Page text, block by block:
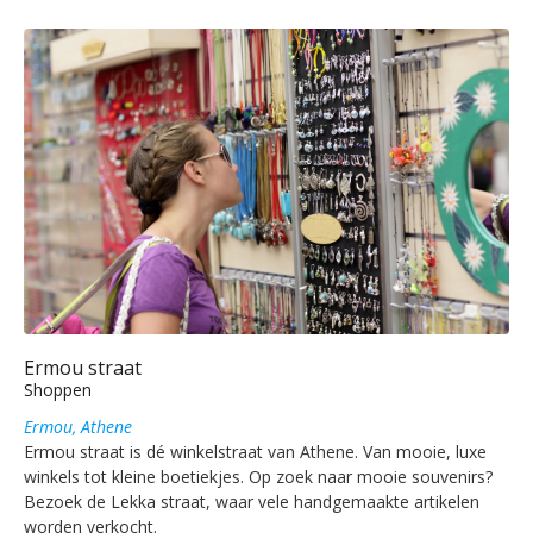
Ermou straat
Shoppen
Ermou, Athene
Ermou straat is dé winkelstraat van Athene. Van mooie, luxe
winkels tot kleine boetiekjes. Op zoek naar mooie souvenirs?
Bezoek de Lekka straat, waar vele handgemaakte artikelen
worden verkocht.